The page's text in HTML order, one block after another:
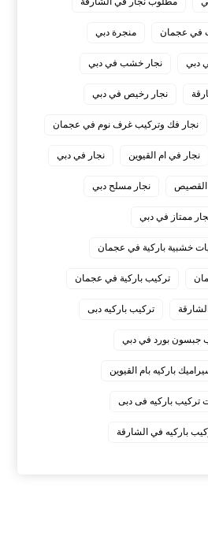
في عجمان منجرة دبي
دبي نجار خشب في دبي
نجار رخيص في دبي
نجار فك وتركيب غرف نوم في عجمان
نجار في ام القيوين نجار في دبي
القصيص نجار مسلح دبي
ممتاز في دبي
خشبية باركية في عجمان
‏تركيب باركية في عجمان
‏تركيب باركيه دبى
جبسون بورد في دبي
باركيه بام القيوين
تركيب باركيه فى دبى
باركيه في الشارقة